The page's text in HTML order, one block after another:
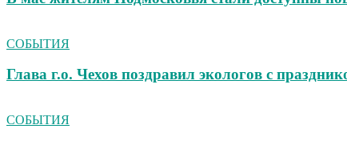
СОБЫТИЯ
Глава г.о. Чехов поздравил экологов с
СОБЫТИЯ